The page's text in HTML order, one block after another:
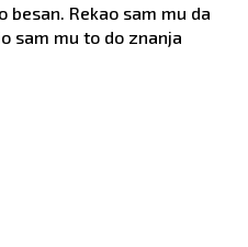
besan. Rekao sam mu da
sam mu to do znanja